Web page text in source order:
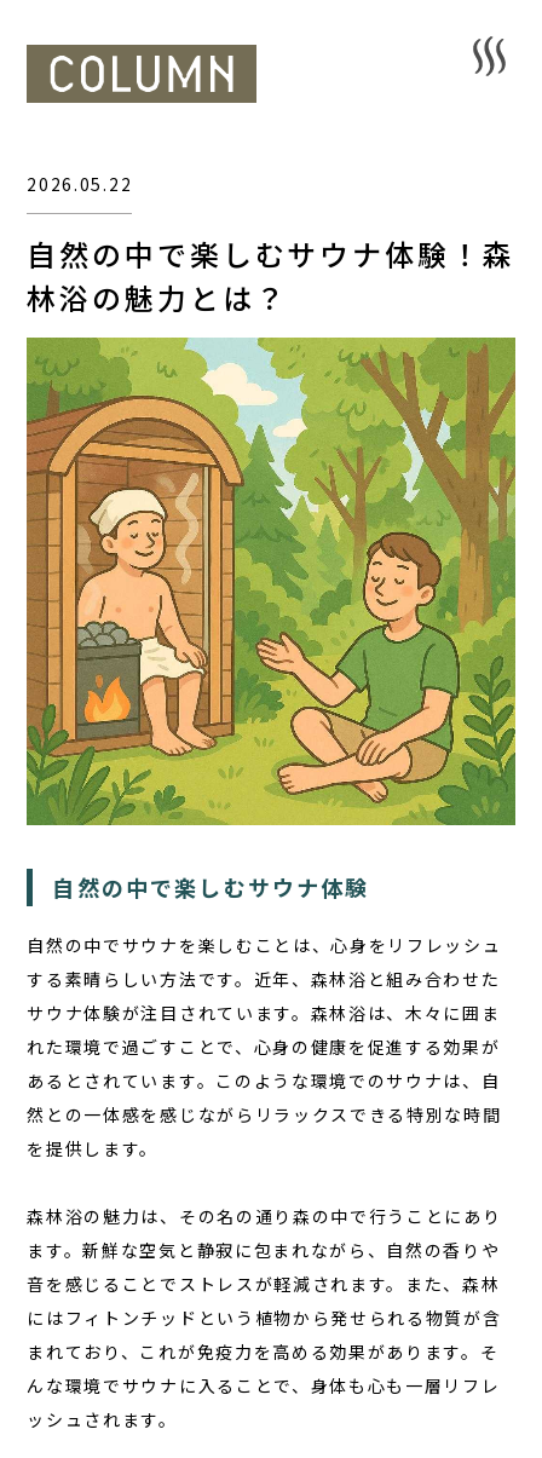
TOP
食事
アクティビティ
１日の過ごし方
FAQ
コラム
お問い合わせ
JA
EN
栃木県那須町簑沢563-4
自然の中で楽しむサウナ体験！森
林浴の魅力とは？
2026.05.22
自然の中で楽しむサウナ体験
自然の中でサウナを楽しむことは、心身をリフレッシュ
する素晴らしい方法です。近年、森林浴と組み合わせた
サウナ体験が注目されています。森林浴は、木々に囲ま
れた環境で過ごすことで、心身の健康を促進する効果が
あるとされています。このような環境でのサウナは、自
然との一体感を感じながらリラックスできる特別な時間
を提供します。
森林浴の魅力 は、その名の通り森の中で行うことにあり
ます。新鮮な空気と静寂に包まれながら、自然の香りや
音を感じることでストレスが軽減されます。また、森林
にはフィトンチッドという植物から発せられる物質が含
まれており、これが免疫力を高める効果があります。そ
んな環境でサウナに入ることで、身体も心も一層リフレ
ッシュされます。